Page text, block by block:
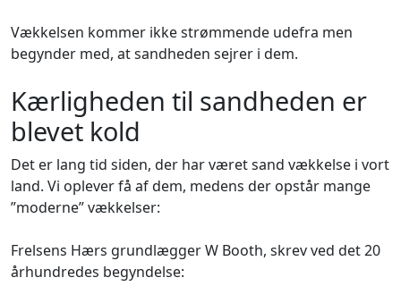
Vækkelsen kommer ikke strømmende udefra men
begynder med, at sandheden sejrer i dem.
Kærligheden til sandheden er
blevet kold
Det er lang tid siden, der har været sand vækkelse i vort
land. Vi oplever få af dem, medens der opstår mange
”moderne” vækkelser:
Frelsens Hærs grundlægger W Booth, skrev ved det 20
århundredes begyndelse: